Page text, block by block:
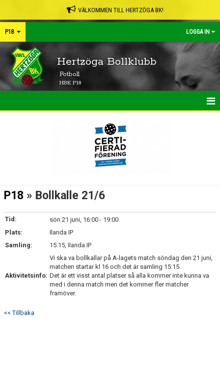
VÄLKOMMEN TILL HERTZÖGA BK!
P18 LOGGA IN
Hertzöga Bollklubb
Fotboll
HBK P18
DOKUMENT
P18 » Bollkalle 21/6
Tid:
sön 21 juni, 16:00 - 19:00
Plats:
Ilanda IP
Samling:
15:15, Ilanda IP
Aktivitetsinfo:
Vi ska va bollkallar på A-lagets match söndag den 21 juni,
matchen startar kl 16 och det är samling 15:15.
Det är ett visst antal platser så alla kommer inte kunna va
med i denna match men det kommer fler matcher
framöver.
<< Tillbaka